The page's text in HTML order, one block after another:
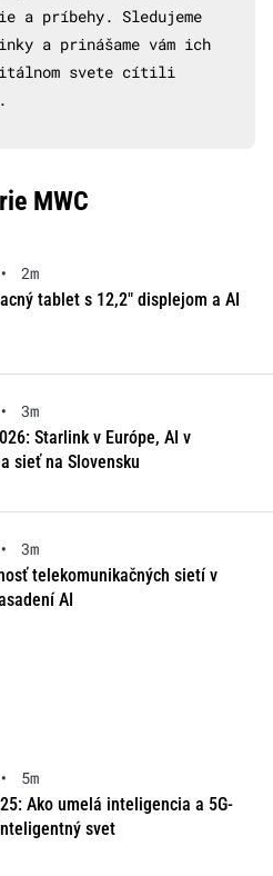
a príbehy. Sledujeme
a prinášame vám ich
svete cítili
MWC
•
2m
tablet s 12,2″ displejom a AI
•
3m
Starlink v Európe, AI v
sieť na Slovensku
•
3m
telekomunikačných sietí v
AI
•
5m
Ako umelá inteligencia a 5G-
svet